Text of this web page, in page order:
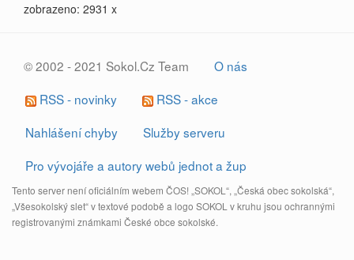
zobrazeno: 2931 x
© 2002 - 2021 Sokol.Cz Team
O nás
RSS - novinky
RSS - akce
Nahlášení chyby
Služby serveru
Pro vývojáře a autory webů jednot a žup
Tento server není oficiálním webem ČOS! „SOKOL“, „Česká obec sokolská“,
„Všesokolský slet“ v textové podobě a logo SOKOL v kruhu jsou ochrannými
registrovanými známkami České obce sokolské.